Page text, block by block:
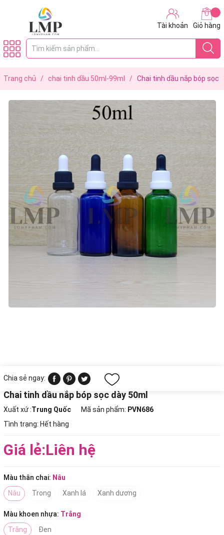
Tài khoản Giỏ hàng
Trang chủ / chai tinh dầu 50ml-99ml / Chai tinh dầu nắp bóp sọc
dày 50ml
Chia sẻ ngay:
Chai tinh dầu nắp bóp sọc dày 50ml
Xuất xứ :Trung Quốc Mã sản phẩm: PVN686
Tình trạng: Hết hàng
Giá lẻ:Liên hệ
Màu thân chai: Nâu
Nâu
Trong Xanh lá Xanh dương
Màu khoen nhựa: Trắng
Trắng
Đen